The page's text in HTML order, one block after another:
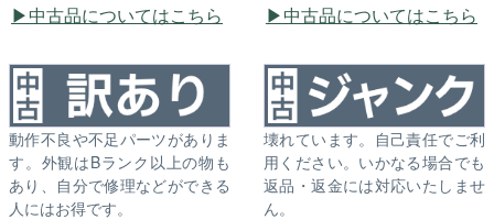
中古品についてはこちら 中古品についてはこちら
動作不良や不足パーツがありま
す。外観はBランク以上の物も
あり、自分で修理などができる
人にはお得です。
壊れています。自己責任でご利
用ください。いかなる場合でも
返品・返金には対応いたしませ
ん。